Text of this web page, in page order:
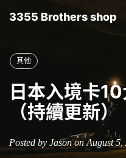
3355 Brothers shop
其他
日本入境卡
（持續更新）
Posted by Jason on August 5,